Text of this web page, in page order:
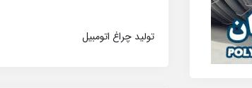
تولید چراغ اتومبیل